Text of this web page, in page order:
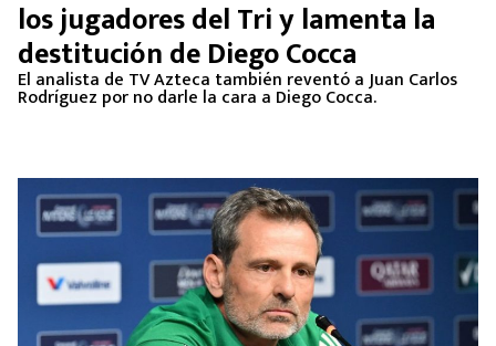
los jugadores del Tri y lamenta la
destitución de Diego Cocca
El analista de TV Azteca también reventó a Juan Carlos
Rodríguez por no darle la cara a Diego Cocca.